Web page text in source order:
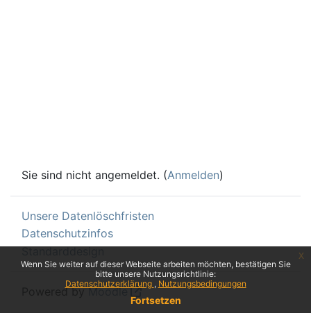
Wenn Sie weiter auf dieser Webseite arbeiten möchten, bestätigen Sie
bitte unsere Nutzungsrichtlinie:
Datenschutzerklärung
Nutzungsbedingungen
Fortsetzen
x
Sie sind nicht angemeldet. (Anmelden)
Unsere Datenlöschfristen
Datenschutzinfos
Standarddesign
Powered byMoodle